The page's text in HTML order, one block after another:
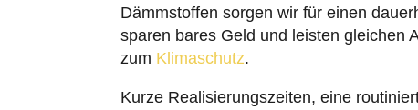
Dämmstoffen sorgen wir für einen
sparen bares Geld und leisten gleichen
zum Klimaschutz.
Kurze Realisierungszeiten, eine